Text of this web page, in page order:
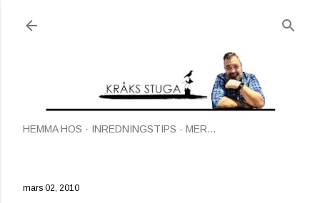
HEMMA HOS INREDNINGSTIPS MER…
mars 02, 2010